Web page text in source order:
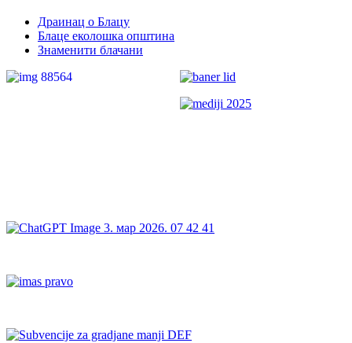
Драинац о Блацу
Блаце еколошка општина
Знаменити блачани